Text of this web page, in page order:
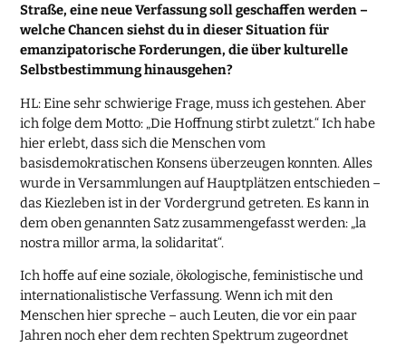
Straße, eine neue Verfassung soll geschaffen werden –
welche Chancen siehst du in dieser Situation für
emanzipatorische Forderungen, die über kulturelle
Selbstbestimmung hinausgehen?
HL: Eine sehr schwierige Frage, muss ich gestehen. Aber
ich folge dem Motto: „Die Hoffnung stirbt zuletzt.“ Ich habe
hier erlebt, dass sich die Menschen vom
basisdemokratischen Konsens überzeugen konnten. Alles
wurde in Versammlungen auf Hauptplätzen entschieden –
das Kiezleben ist in der Vordergrund getreten. Es kann in
dem oben genannten Satz zusammengefasst werden: „la
nostra millor arma, la solidaritat“.
Ich hoffe auf eine soziale, ökologische, feministische und
internationalistische Verfassung. Wenn ich mit den
Menschen hier spreche – auch Leuten, die vor ein paar
Jahren noch eher dem rechten Spektrum zugeordnet